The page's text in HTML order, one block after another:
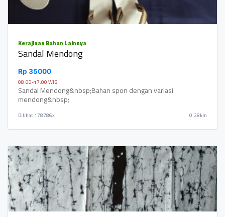
Kerajinan Bahan Lainnya
Sandal Mendong
Rp 35000
08.00-17.00 WIB
Sandal Mendong&nbsp;Bahan spon dengan variasi
mendong&nbsp;
Dilihat178786x 0.28km